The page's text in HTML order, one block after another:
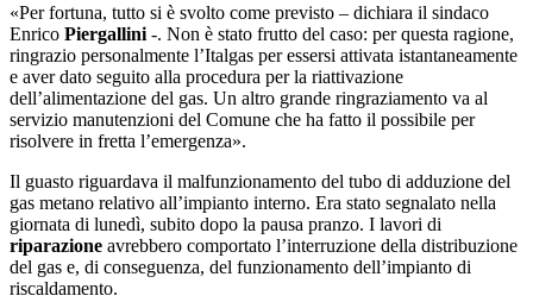
«Per fortuna, tutto si è svolto come previsto – dichiara il sindaco
Enrico Piergallini -. Non è stato frutto del caso: per questa ragione,
ringrazio personalmente l’Italgas per essersi attivata istantaneamente
e aver dato seguito alla procedura per la riattivazione
dell’alimentazione del gas. Un altro grande ringraziamento va al
servizio manutenzioni del Comune che ha fatto il possibile per
risolvere in fretta l’emergenza».
Il guasto riguardava il malfunzionamento del tubo di adduzione del
gas metano relativo all’impianto interno. Era stato segnalato nella
giornata di lunedì, subito dopo la pausa pranzo. I lavori di
riparazione avrebbero comportato l’interruzione della distribuzione
del gas e, di conseguenza, del funzionamento dell’impianto di
riscaldamento.